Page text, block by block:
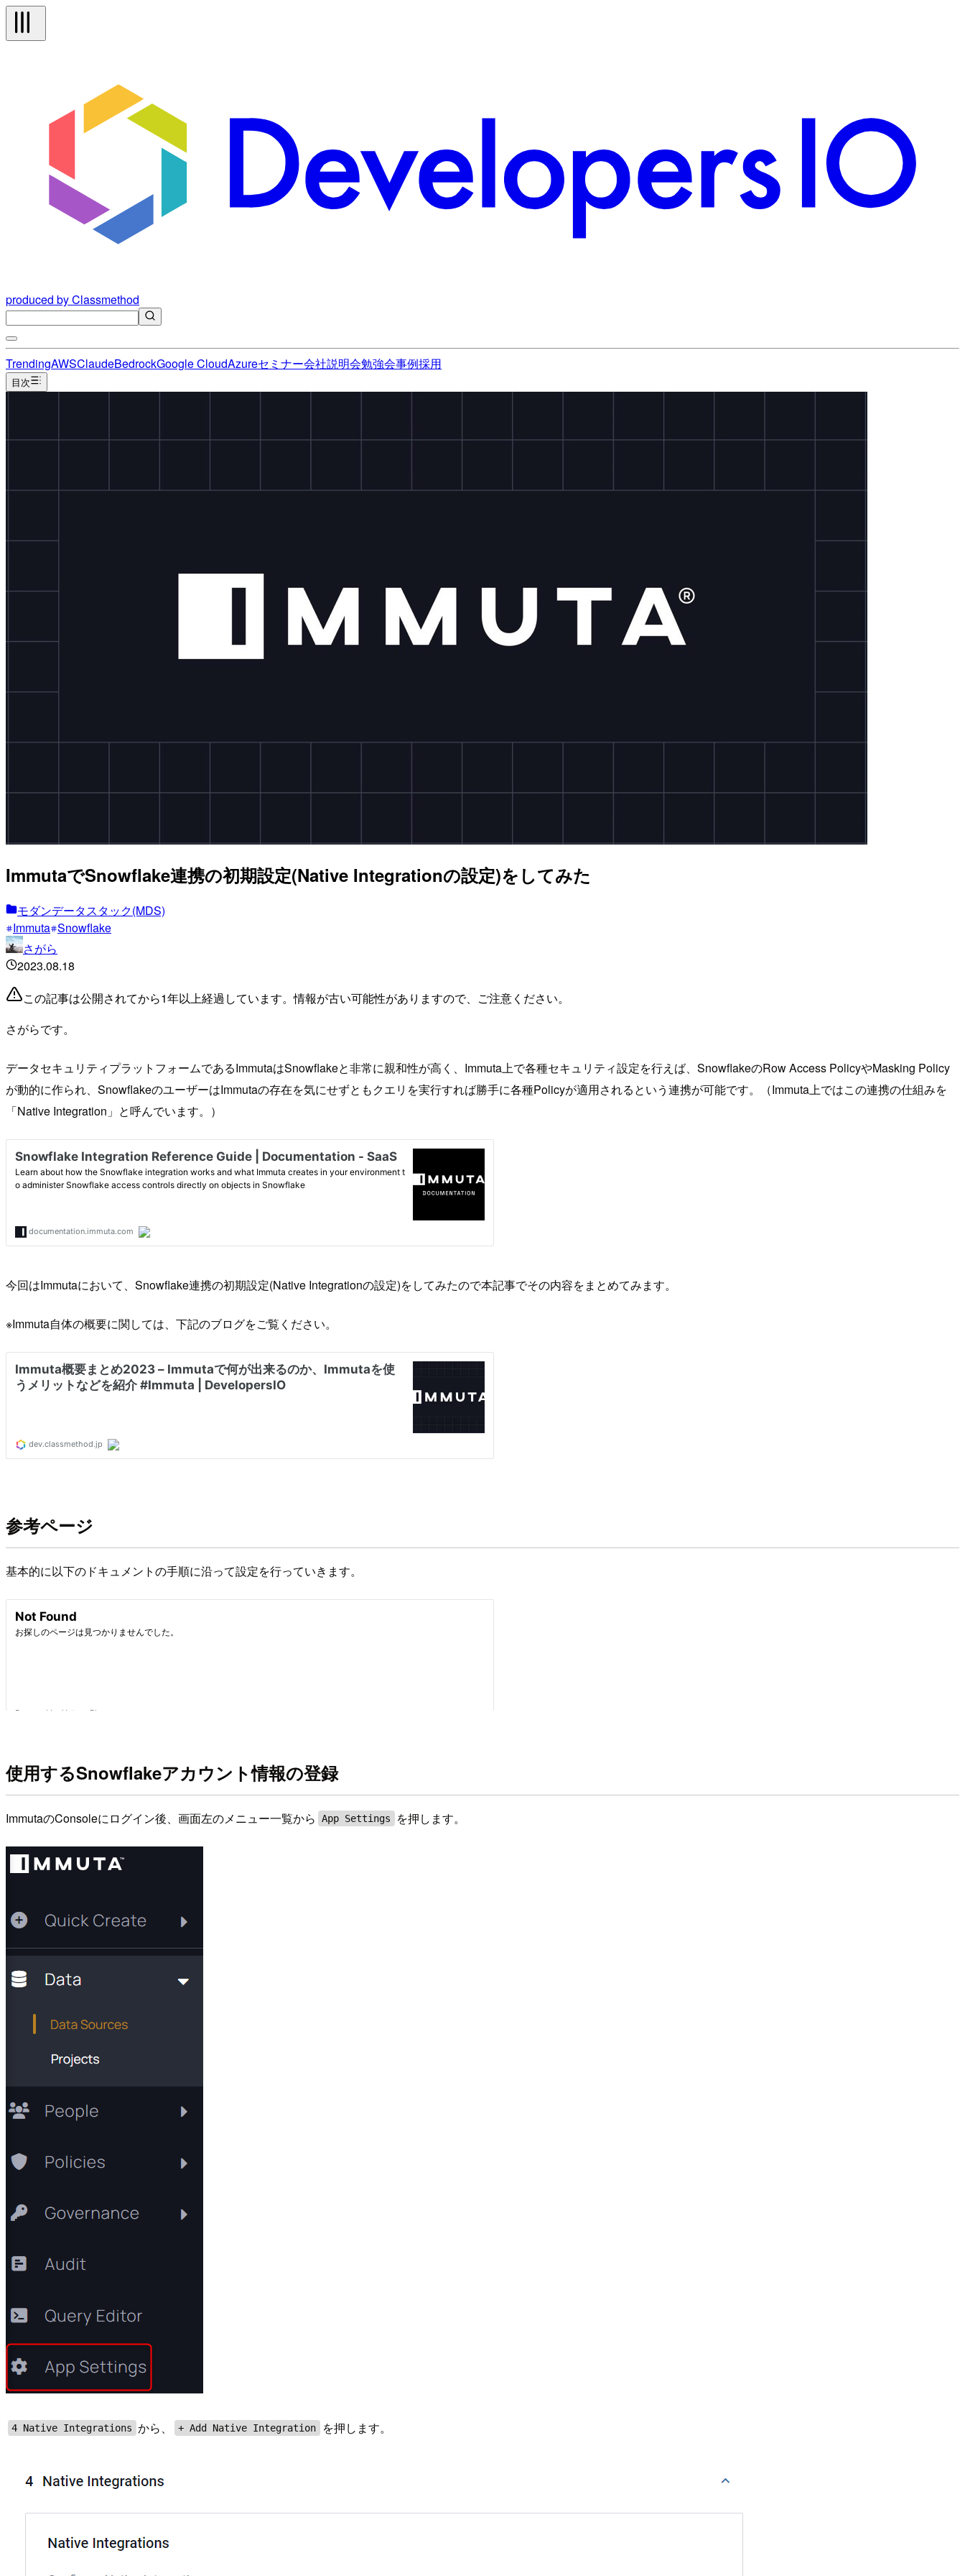
produced by Classmethod
TrendingAWSClaudeBedrockGoogle CloudAzureセミナー会社説明会勉強会事例採用
目次
ImmutaでSnowflake連携の初期設定(Native Integrationの設定)をしてみた
モダンデータスタック(MDS)
Immuta Snowflake
さがら
2023.08.18
この記事は公開されてから1年以上経過しています。情報が古い可能性がありますので、ご注意ください。
さがらです。
データセキュリティプラットフォームであるImmutaはSnowflakeと非常に親和性が高く、Immuta上で各種セキュリティ設定を行えば、SnowflakeのRow Access PolicyやMasking Policy
が動的に作られ、SnowflakeのユーザーはImmutaの存在を気にせずともクエリを実行すれば勝手に各種Policyが適用されるという連携が可能です。（Immuta上ではこの連携の仕組みを
「Native Integration」と呼んでいます。）
今回はImmutaにおいて、Snowflake連携の初期設定(Native Integrationの設定)をしてみたので本記事でその内容をまとめてみます。
※Immuta自体の概要に関しては、下記のブログをご覧ください。
参考ページ
基本的に以下のドキュメントの手順に沿って設定を行っていきます。
使用するSnowflakeアカウント情報の登録
ImmutaのConsoleにログイン後、画面左のメニュー一覧から App Settings を押します。
4 Native Integrations から、 + Add Native Integration を押します。